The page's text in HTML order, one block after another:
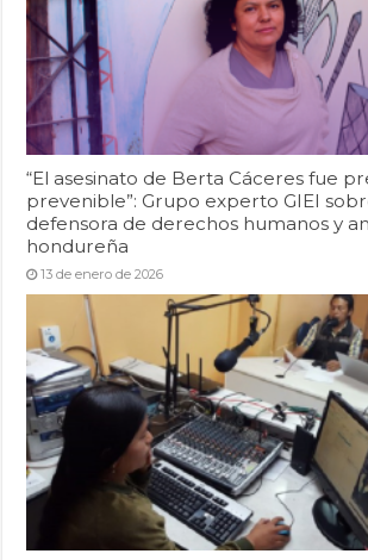
“El asesinato de Berta Cáceres fue
prevenible”: Grupo experto GIEI
defensora de derechos humanos y
hondureña
13 de enero de 2026